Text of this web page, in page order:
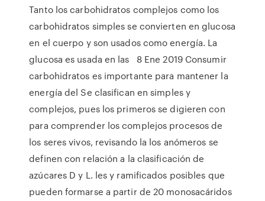
Tanto los carbohidratos complejos como los
carbohidratos simples se convierten en glucosa
en el cuerpo y son usados como energía. La
glucosa es usada en las 8 Ene 2019 Consumir
carbohidratos es importante para mantener la
energía del Se clasifican en simples y
complejos, pues los primeros se digieren con
para comprender los complejos procesos de
los seres vivos, revisando la los anómeros se
definen con relación a la clasificación de
azúcares D y L. les y ramificados posibles que
pueden formarse a partir de 20 monosacáridos